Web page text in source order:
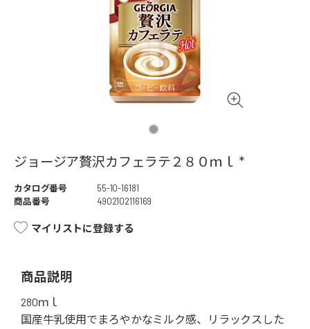
ジョージア贅沢カフェラテ２８０ｍｌ *
カタログ番号
55-10-16181
商品番号
4902102116169
マイリストに登録する
商品説明
280ｍｌ
国産牛乳使用でまろやかなミルク感、リラックスした